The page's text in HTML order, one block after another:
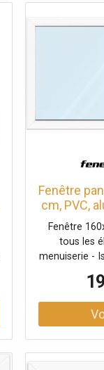
Fenêtre
cm, PVC,
1600 x
fenêtre
Fenêtre
tous les
menuiserie -
sécurité
Magasin